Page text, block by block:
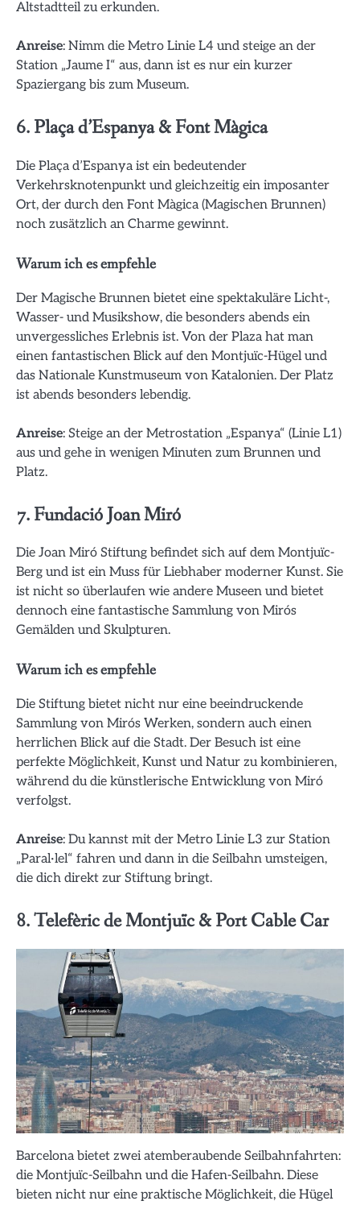
Altstadtteil zu erkunden.
Anreise: Nimm die Metro Linie L4 und steige an der
Station „Jaume I“ aus, dann ist es nur ein kurzer
Spaziergang bis zum Museum.
6. Plaça d’Espanya & Font Màgica
Die Plaça d’Espanya ist ein bedeutender
Verkehrsknotenpunkt und gleichzeitig ein imposanter
Ort, der durch den Font Màgica (Magischen Brunnen)
noch zusätzlich an Charme gewinnt.
Warum ich es empfehle
Der Magische Brunnen bietet eine spektakuläre Licht-,
Wasser- und Musikshow, die besonders abends ein
unvergessliches Erlebnis ist. Von der Plaza hat man
einen fantastischen Blick auf den Montjuïc-Hügel und
das Nationale Kunstmuseum von Katalonien. Der Platz
ist abends besonders lebendig.
Anreise: Steige an der Metrostation „Espanya“ (Linie L1)
aus und gehe in wenigen Minuten zum Brunnen und
Platz.
7. Fundació Joan Miró
Die Joan Miró Stiftung befindet sich auf dem Montjuïc-
Berg und ist ein Muss für Liebhaber moderner Kunst. Sie
ist nicht so überlaufen wie andere Museen und bietet
dennoch eine fantastische Sammlung von Mirós
Gemälden und Skulpturen.
Warum ich es empfehle
Die Stiftung bietet nicht nur eine beeindruckende
Sammlung von Mirós Werken, sondern auch einen
herrlichen Blick auf die Stadt. Der Besuch ist eine
perfekte Möglichkeit, Kunst und Natur zu kombinieren,
während du die künstlerische Entwicklung von Miró
verfolgst.
Anreise: Du kannst mit der Metro Linie L3 zur Station
„Paral·lel“ fahren und dann in die Seilbahn umsteigen,
die dich direkt zur Stiftung bringt.
8. Telefèric de Montjuïc & Port Cable Car
Barcelona bietet zwei atemberaubende Seilbahnfahrten:
die Montjuïc-Seilbahn und die Hafen-Seilbahn. Diese
bieten nicht nur eine praktische Möglichkeit, die Hügel